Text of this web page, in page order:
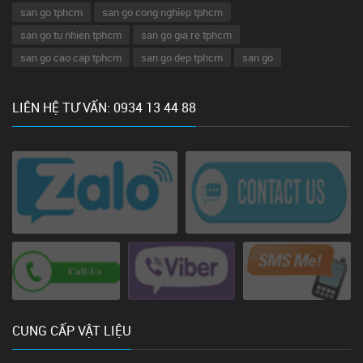
san go tphcm
san go cong nghiep tphcm
san go tu nhien tphcm
san go gia re tphcm
san go cao cap tphcm
san go dep tphcm san go
LIÊN HỆ TƯ VẤN: 0934 13 44 88
CUNG CẤP VẬT LIỆU